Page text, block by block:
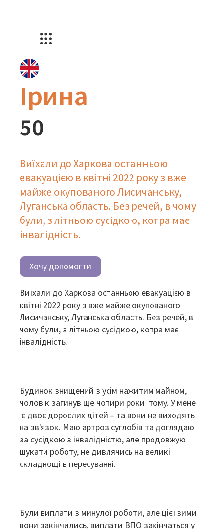
Ірина
50
Виїхали до Харкова останньою
евакуацією в квітні 2022 року з вже
майже окупованого Лисичанську,
Луганська область. Без речей, в чому
були, з літньою сусідкою, котра має
інвалідність.
Хочу допомогти
Виїхали до Харкова останньою евакуацією в
квітні 2022 року з вже майже окупованого
Лисичанську, Луганська область. Без речей, в
чому були, з літньою сусідкою, котра має
інвалідність.
Будинок знищений з усім нажитим майном,
чоловік загинув ще чотири роки тому. У мене
є двоє дорослих дітей – та вони не виходять
на зв'язок. Маю артроз суглобів та доглядаю
за сусідкою з інвалідністю, але продовжую
шукати роботу, не дивлячись на великі
складнощі в пересуванні.
Були виплати з минулої роботи, але цієї зими
вони закінчились, виплати ВПО закінчаться у